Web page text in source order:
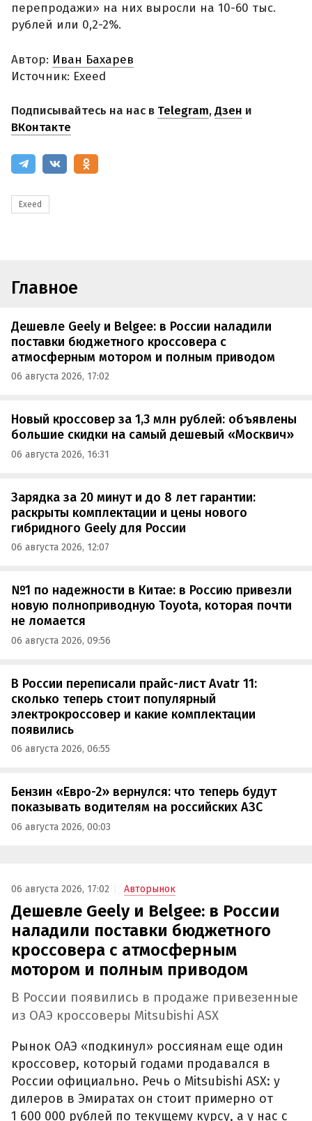
перепродажи» на них выросли на 10-60 тыс.
рублей или 0,2-2%.
Автор: Иван Бахарев
Источник: Exeed
Подписывайтесь на нас в Telegram,Дзен и
ВКонтакте
Exeed
Главное
Дешевле Geely и Belgee: в России наладили
поставки бюджетного кроссовера с
атмосферным мотором и полным приводом
06 августа 2026, 17:02
Новый кроссовер за 1,3 млн рублей: объявлены
большие скидки на самый дешевый «Москвич»
06 августа 2026, 16:31
Зарядка за 20 минут и до 8 лет гарантии:
раскрыты комплектации и цены нового
гибридного Geely для России
06 августа 2026, 12:07
№1 по надежности в Китае: в Россию привезли
новую полноприводную Toyota, которая почти
не ломается
06 августа 2026, 09:56
В России переписали прайс-лист Avatr 11:
сколько теперь стоит популярный
электрокроссовер и какие комплектации
появились
06 августа 2026, 06:55
Бензин «Евро-2» вернулся: что теперь будут
показывать водителям на российских АЗС
06 августа 2026, 00:03
06 августа 2026, 17:02 Авторынок
Дешевле Geely и Belgee: в России
наладили поставки бюджетного
кроссовера с атмосферным
мотором и полным приводом
В России появились в продаже привезенные
из ОАЭ кроссоверы Mitsubishi ASX
Рынок ОАЭ «подкинул» россиянам еще один
кроссовер, который годами продавался в
России официально. Речь о Mitsubishi ASX: у
дилеров в Эмиратах он стоит примерно от
1 600 000 рублей по текущему курсу, а у нас с